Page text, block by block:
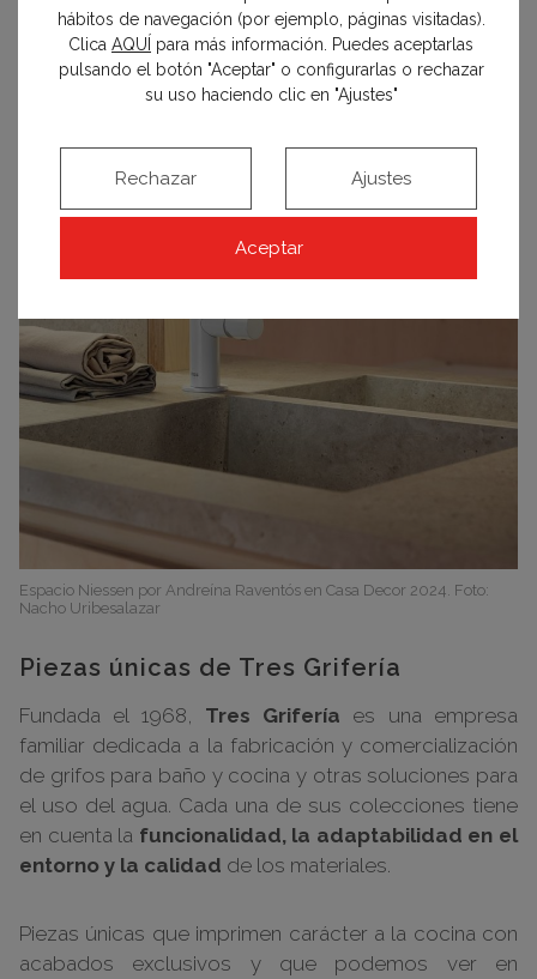
desagüe también en color dorado.
Espacio Niessen por Andreína Raventós en Casa Decor 2024. Foto:
Nacho Uribesalazar
Piezas únicas de Tres Grifería
Fundada el 1968, Tres Grifería es una empresa
familiar dedicada a la fabricación y comercialización
de grifos para baño y cocina y otras soluciones para
el uso del agua. Cada una de sus colecciones tiene
en cuenta la funcionalidad, la adaptabilidad en el
entorno y la calidad de los materiales.
Piezas únicas que imprimen carácter a la cocina con
acabados exclusivos y que podemos ver en
hábitos de navegación (por ejemplo, páginas visitadas).
Clica AQUÍ para más información. Puedes aceptarlas
pulsando el botón "Aceptar" o configurarlas o rechazar
su uso haciendo clic en "Ajustes"
Aceptar
Rechazar Ajustes